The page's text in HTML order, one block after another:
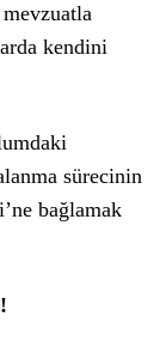
kendini
sürecinin
bağlamak